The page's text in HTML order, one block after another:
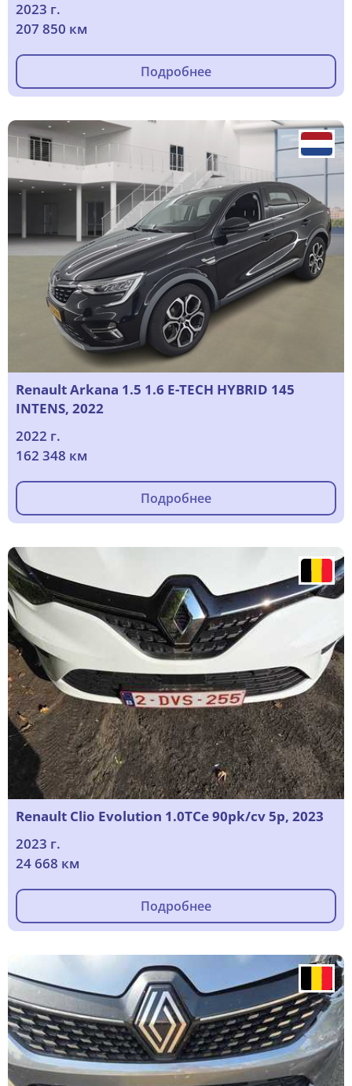
2023 г.
207 850 км
Подробнее
Renault Arkana 1.5 1.6 E-TECH HYBRID 145
INTENS, 2022
2022 г.
162 348 км
Подробнее
Renault Clio Evolution 1.0TCe 90pk/cv 5p, 2023
2023 г.
24 668 км
Подробнее